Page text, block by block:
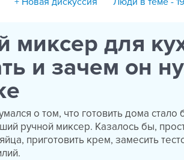
миксер для
и зачем он
о том, что готовить дома
ручной миксер. Казалось бы,
приготовить крем, замесить